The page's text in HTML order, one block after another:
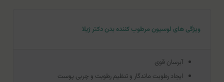
ویژگی های لوسیون مرطوب کننده بدن دکتر ژیلا
آبرسان قوی
ایجاد رطوبت ماندگار و تنظیم رطوبت و چربی پوست